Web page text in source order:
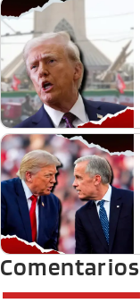
Comentarios